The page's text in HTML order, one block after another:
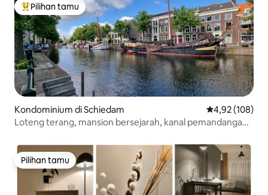
Pilihan tamu terpopuler
Pilihan tamu
Kondominium di Schiedam Nilai rata-rata
4,92 (108)
Loteng terang, mansion bersejarah, kanal pemandangan
Pilihan tamu
Pilihan tamu